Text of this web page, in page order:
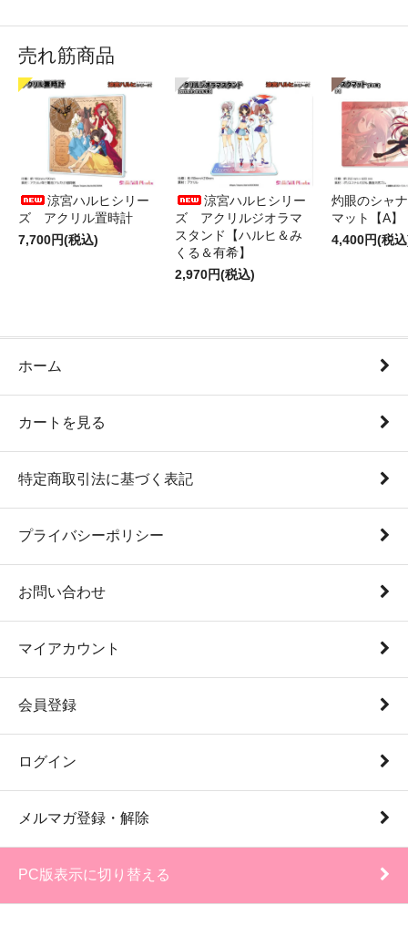
売れ筋商品
涼宮ハルヒシリー
ズ アクリル置時計
7,700円(税込)
涼宮ハルヒシリー
ズ アクリルジオラマ
スタンド【ハルヒ＆み
くる＆有希】
2,970円(税込)
灼眼のシャ
マット【A】
4,400円(税
ホーム
カートを見る
特定商取引法に基づく表記
プライバシーポリシー
お問い合わせ
マイアカウント
会員登録
ログイン
メルマガ登録・解除
PC版表示に切り替える